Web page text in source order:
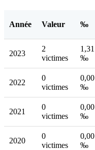
Année Valeur ‰
2023
2
victimes
1,31
‰
2022
0
victimes
0,00
‰
2021
0
victimes
0,00
‰
2020
0
victimes
0,00
‰